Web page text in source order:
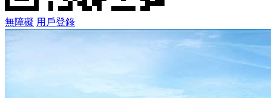
無障礙 用戶登錄